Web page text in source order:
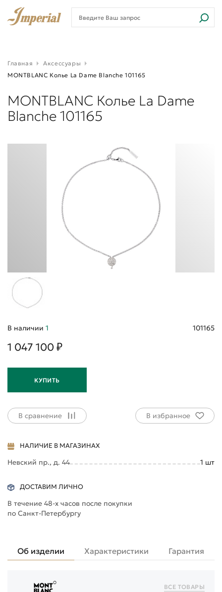
Главная
Аксессуары
MONTBLANC Колье La Dame Blanche 101165
MONTBLANC Колье La Dame
Blanche 101165
В наличии 1 101165
1 047 100 ₽
КУПИТЬ
В сравнение В избранное
НАЛИЧИЕ В МАГАЗИНАХ
Невский пр., д. 44 1 шт
ДОСТАВИМ ЛИЧНО
В течение 48-х часов после покупки
по Санкт-Петербургу
Об изделии Характеристики Гарантия
ВСЕ ТОВАРЫ